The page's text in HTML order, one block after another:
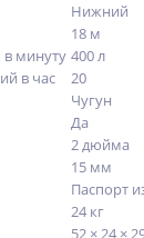
Нижний
18 м
в минуту 400 л
в час
20
Чугун
Да
2 дюйма
15 мм
Паспорт
24 кг
52 × 24 ×